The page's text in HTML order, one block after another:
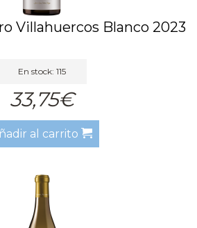
Villahuercos Blanco 2023
En stock: 115
33,75€
al carrito